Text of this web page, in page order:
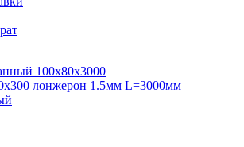
100х80х3000
лонжерон 1.5мм L=3000мм